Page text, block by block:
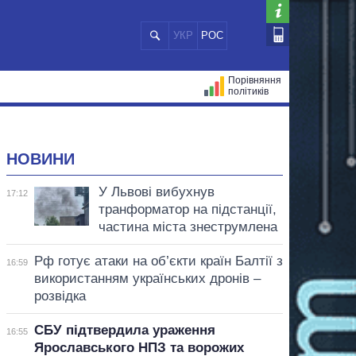
УКР РОС
Порівняння
політиків
НОВИНИ
17:12
У Львові вибухнув
транформатор на підстанції,
частина міста знеструмлена
16:59
Рф готує атаки на об’єкти країн Балтії з
використанням українських дронів –
розвідка
16:55
СБУ підтвердила ураження
Ярославського НПЗ та ворожих